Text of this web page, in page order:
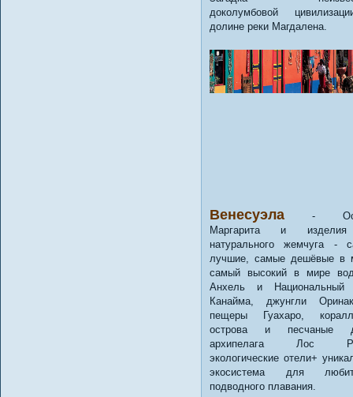
доколумбовой
долине реки Магдалена.
Венесуэла -
Маргарита и
натурального жемчуга -
лучшие, самые дешёвые в
самый высокий в мире
Анхель и Национальный
Канайма, джунгли
пещеры Гуахаро,
острова и песчаные
архипелага Лос
экологические отели+
экосистема для
подводного плавания.